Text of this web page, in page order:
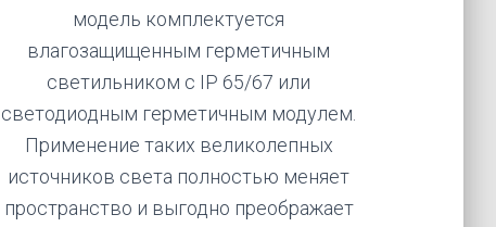
модель комплектуется
влагозащищенным герметичным
светильником с IP 65/67 или
светодиодным герметичным модулем.
Применение таких великолепных
источников света полностью меняет
пространство и выгодно преображает